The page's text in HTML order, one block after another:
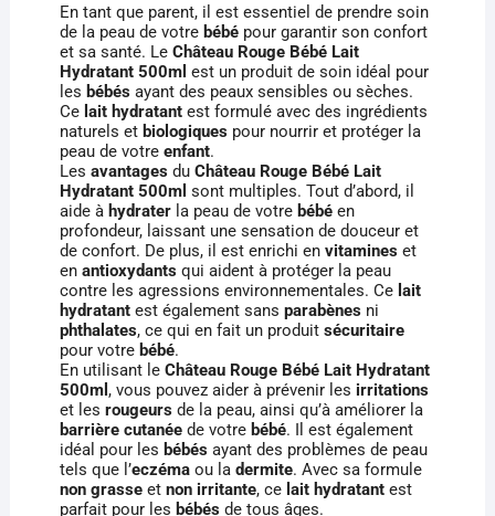
En tant que parent, il est essentiel de prendre soin
de la peau de votre bébépour garantir son confort
et sa santé. Le Château Rouge Bébé Lait
Hydratant 500ml est un produit de soin idéal pour
les bébésayant des peaux sensibles ou sèches.
Ce lait hydratantest formulé avec des ingrédients
naturels et biologiquespour nourrir et protéger la
peau de votre enfant.
Les avantagesdu Château Rouge Bébé Lait
Hydratant 500ml sont multiples. Tout d’abord, il
aide à hydraterla peau de votre bébéen
profondeur, laissant une sensation de douceur et
de confort. De plus, il est enrichi en vitamineset
en antioxydantsqui aident à protéger la peau
contre les agressions environnementales. Ce lait
hydratantest également sans parabènesni
phthalates, ce qui en fait un produit sécuritaire
pour votre bébé.
En utilisant le Château Rouge Bébé Lait Hydratant
500ml , vous pouvez aider à prévenir les irritations
et les rougeursde la peau, ainsi qu’à améliorer la
barrière cutanéede votre bébé. Il est également
idéal pour les bébésayant des problèmes de peau
tels que l’eczémaou la dermite. Avec sa formule
non grasseet non irritante, ce lait hydratantest
parfait pour les bébésde tous âges.